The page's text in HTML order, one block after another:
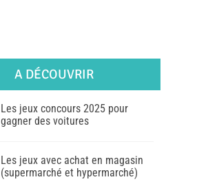
A DÉCOUVRIR
Les jeux concours 2025 pour
gagner des voitures
Les jeux avec achat en magasin
(supermarché et hypermarché)